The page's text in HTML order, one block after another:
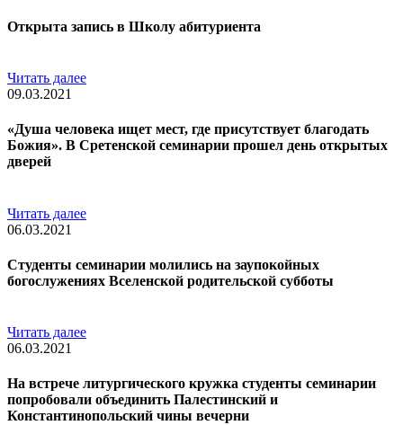
Открыта запись в Школу абитуриента
Читать далее
09.03.2021
«Душа человека ищет мест, где присутствует благодать
Божия». В Сретенской семинарии прошел день открытых
дверей
Читать далее
06.03.2021
Студенты семинарии молились на заупокойных
богослужениях Вселенской родительской субботы
Читать далее
06.03.2021
На встрече литургического кружка студенты семинарии
попробовали объединить Палестинский и
Константинопольский чины вечерни